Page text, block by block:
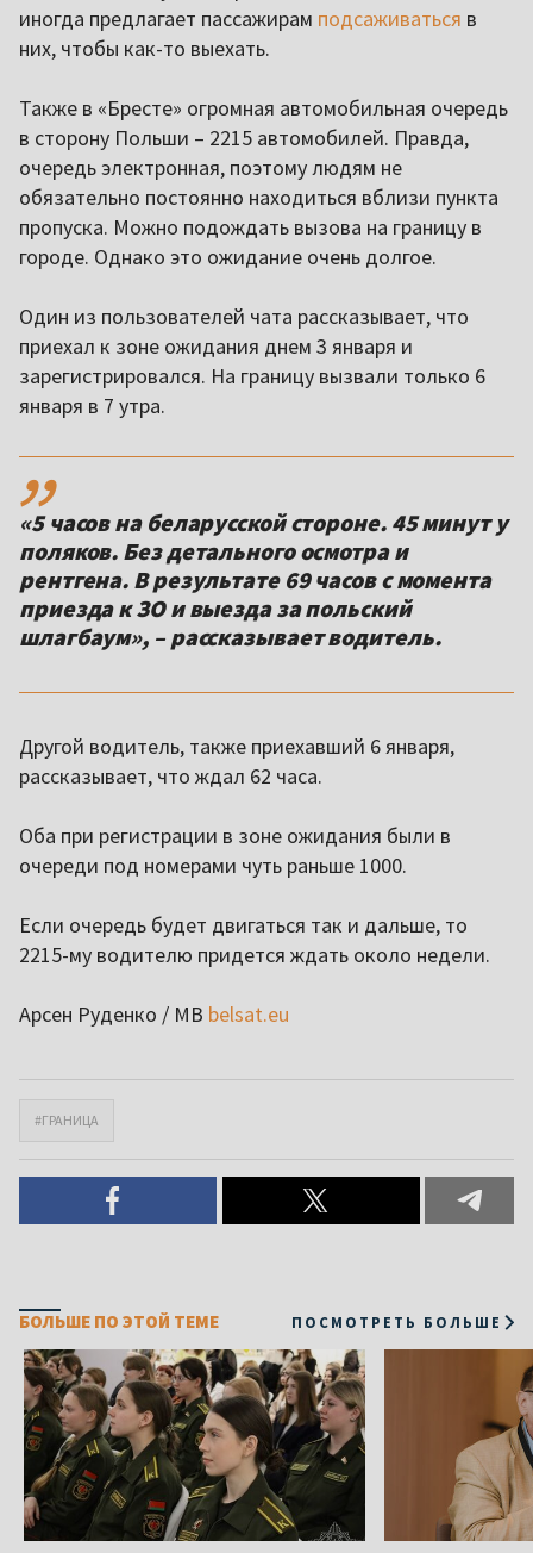
иногда предлагает пассажирам подсаживаться в
них, чтобы как-то выехать.
Также в «Бресте» огромная автомобильная очередь
в сторону Польши – 2215 автомобилей. Правда,
очередь электронная, поэтому людям не
обязательно постоянно находиться вблизи пункта
пропуска. Можно подождать вызова на границу в
городе. Однако это ожидание очень долгое.
Один из пользователей чата рассказывает, что
приехал к зоне ожидания днем 3 января и
зарегистрировался. На границу вызвали только 6
января в 7 утра.
,,
«5 часов на беларусской стороне. 45 минут у
поляков. Без детального осмотра и
рентгена. В результате 69 часов с момента
приезда к ЗО и выезда за польский
шлагбаум», – рассказывает водитель.
Другой водитель, также приехавший 6 января,
рассказывает, что ждал 62 часа.
Оба при регистрации в зоне ожидания были в
очереди под номерами чуть раньше 1000.
Если очередь будет двигаться так и дальше, то
2215-му водителю придется ждать около недели.
Арсен Руденко / МВ belsat.eu
#ГРАНИЦА
БОЛЬШЕ ПО ЭТОЙ ТЕМЕ ПОСМОТРЕТЬ БОЛЬШЕ